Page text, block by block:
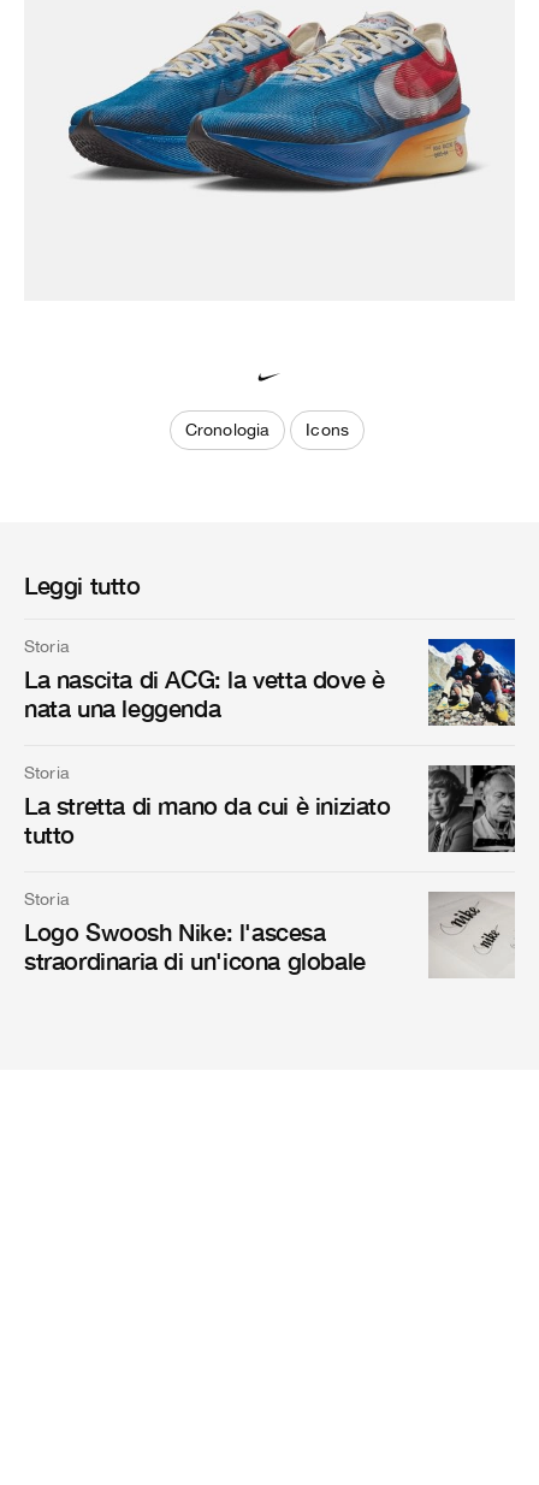
Cronologia Icons
Leggi tutto
Storia
La nascita di ACG: la vetta dove è
nata una leggenda
Storia
La stretta di mano da cui è iniziato
tutto
Storia
Logo Swoosh Nike: l'ascesa
straordinaria di un'icona globale